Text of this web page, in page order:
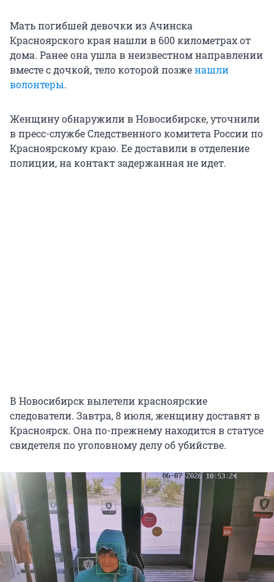
Мать погибшей девочки из Ачинска
Красноярского края нашли в 600 километрах от
дома. Ранее она ушла в неизвестном направлении
вместе с дочкой, тело которой позженашли
волонтеры.
Женщину обнаружили в Новосибирске, уточнили
в пресс-службе Следственного комитета России по
Красноярскому краю. Ее доставили в отделение
полиции, на контакт задержанная не идет.
В Новосибирск вылетели красноярские
следователи. Завтра, 8 июля, женщину доставят в
Красноярск. Она по-прежнему находится в статусе
свидетеля по уголовному делу об убийстве.